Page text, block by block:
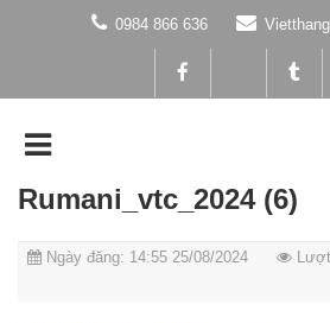
0984 866 636
Rumani_vtc_2024 (6)
Ngày đăng: 14:55 25/08/2024